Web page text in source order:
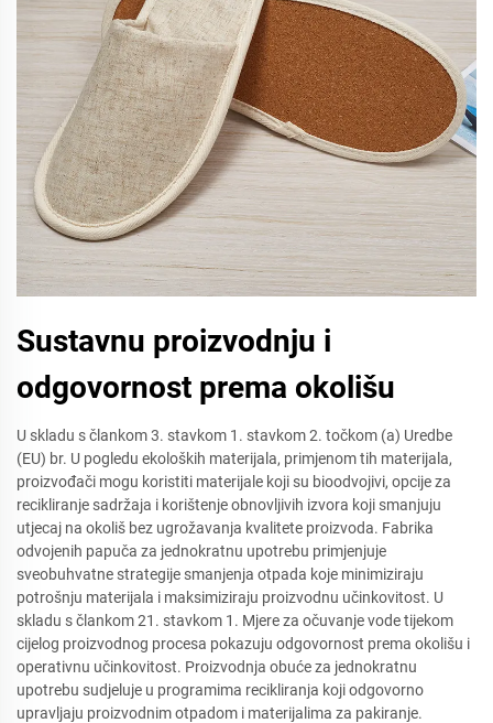
Sustavnu proizvodnju i
odgovornost prema okolišu
U skladu s člankom 3. stavkom 1. stavkom 2. točkom (a) Uredbe
(EU) br. U pogledu ekoloških materijala, primjenom tih materijala,
proizvođači mogu koristiti materijale koji su bioodvojivi, opcije za
recikliranje sadržaja i korištenje obnovljivih izvora koji smanjuju
utjecaj na okoliš bez ugrožavanja kvalitete proizvoda. Fabrika
odvojenih papuča za jednokratnu upotrebu primjenjuje
sveobuhvatne strategije smanjenja otpada koje minimiziraju
potrošnju materijala i maksimiziraju proizvodnu učinkovitost. U
skladu s člankom 21. stavkom 1. Mjere za očuvanje vode tijekom
cijelog proizvodnog procesa pokazuju odgovornost prema okolišu i
operativnu učinkovitost. Proizvodnja obuće za jednokratnu
upotrebu sudjeluje u programima recikliranja koji odgovorno
upravljaju proizvodnim otpadom i materijalima za pakiranje.